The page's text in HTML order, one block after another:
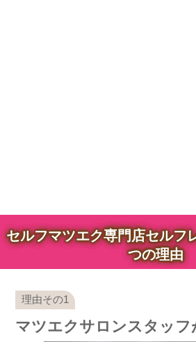
セルフマツエク専門店セルフ
つの理由
マツエクサロンスタッフ